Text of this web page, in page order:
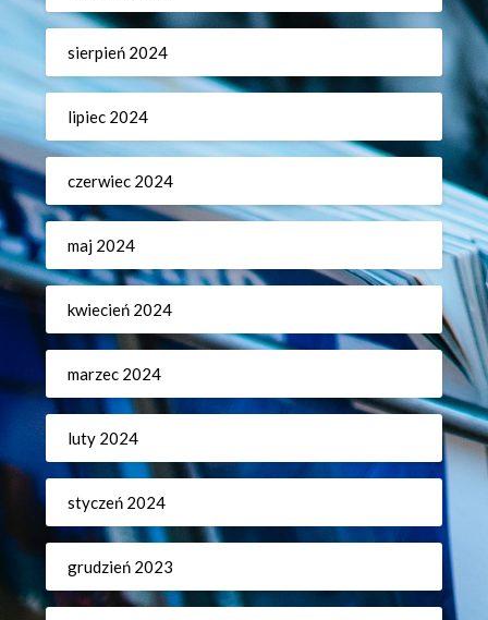
sierpień 2024
lipiec 2024
czerwiec 2024
maj 2024
kwiecień 2024
marzec 2024
luty 2024
styczeń 2024
grudzień 2023